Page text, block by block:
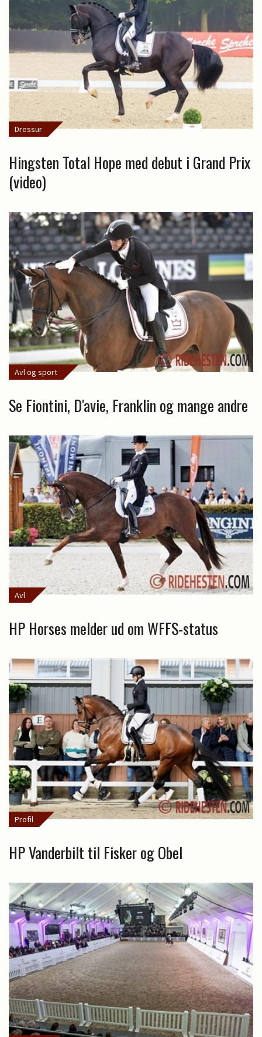
Dressur
Hingsten Total Hope med debut i Grand Prix
(video)
Avl og sport
Se Fiontini, D'avie, Franklin og mange andre
Avl
HP Horses melder ud om WFFS-status
Profil
HP Vanderbilt til Fisker og Obel